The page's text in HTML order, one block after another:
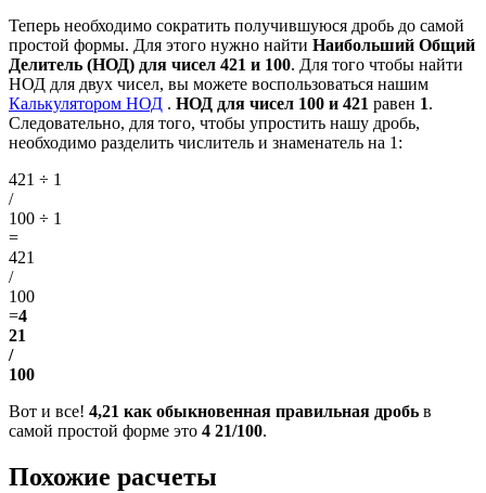
Теперь необходимо сократить получившуюся дробь до самой
простой формы. Для этого нужно найти Наибольший Общий
Делитель (НОД) для чисел 421 и 100. Для того чтобы найти
НОД для двух чисел, вы можете воспользоваться нашим
Калькулятором НОД . НОД для чисел 100 и 421 равен 1.
Следовательно, для того, чтобы упростить нашу дробь,
необходимо разделить числитель и знаменатель на 1:
421 ÷ 1
/
100 ÷ 1
=
421
/
100
=4
21
/
100
Вот и все! 4,21 как обыкновенная правильная дробь в
самой простой форме это 4 21/100.
Похожие расчеты